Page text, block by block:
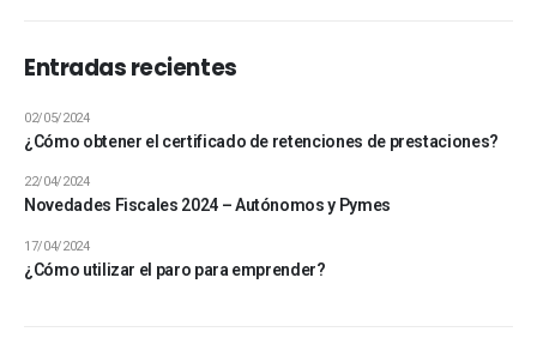
Entradas recientes
¿Cómo obtener el certificado de retenciones de prestaciones?
02/05/2024
Novedades Fiscales 2024 – Autónomos y Pymes
22/04/2024
¿Cómo utilizar el paro para emprender?
17/04/2024